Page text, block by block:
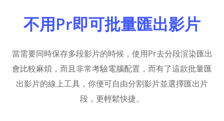
不用Pr即可批量匯出影片
當需要同時保存多段影片的時候，使用Pr去分段渲染匯出
會比較麻煩，而且非常考驗電腦配置，而有了這款批量匯
出影片的線上工具，你便可自由分割影片並選擇匯出片
段，更輕鬆快捷。